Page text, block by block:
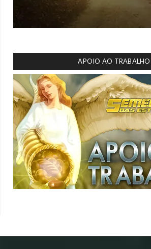
APOIO AO TRABALHO